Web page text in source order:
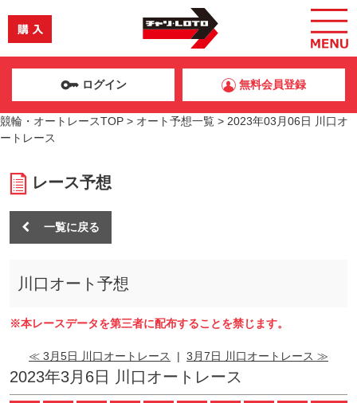
ログイン 無料会員登録
競輪・オートレースTOP > オート予想一覧 > 2023年03月06日 川口オ
ートレース
レース予想
一覧に戻る
川口オート予想
※本レースデータを第三者に配布することを禁じます。
≪ 3月5日 川口オートレース | 3月7日 川口オートレース ≫
2023年3月6日 川口オートレース